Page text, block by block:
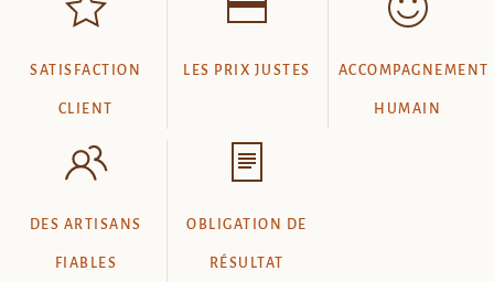
SATISFACTION
CLIENT
LES PRIX JUSTES ACCOMPAGNEMENT
HUMAIN
DES ARTISANS
FIABLES
OBLIGATION DE
RÉSULTAT